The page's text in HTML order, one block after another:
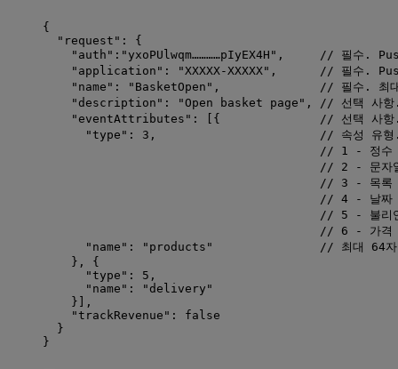
{
"request": {
"auth":"yxoPUlwqm…………pIyEX4H",     // 필수.
"application": "XXXXX-XXXXX",      // 필수.
"name": "BasketOpen",              // 필수. 최대
"description": "Open basket page", // 선택 사항.
"eventAttributes": [{              // 선택 사항.
"type": 3,                       // 속성 유형
// 1 - 정
// 2 - 문
// 3 - 목
// 4 - 날짜
// 5 - 불리
// 6 - 가
"name": "products"               // 최대 64자.
}, {
"type": 5,
"name": "delivery"
}],
"trackRevenue": false
}
}